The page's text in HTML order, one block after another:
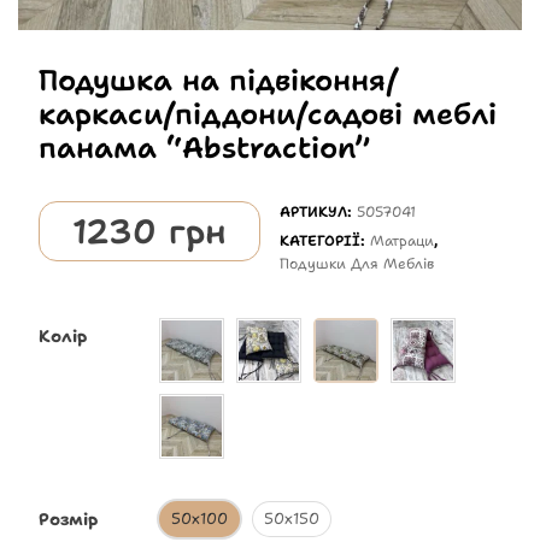
Подушка на підвіконня/
каркаси/піддони/садові меблі
панама “Abstraction”
1230 грн АРТИКУЛ: 5057041
КАТЕГОРІЇ:Матраци,
Подушки Для Меблів
Колір
Розмір 50х100 50х150